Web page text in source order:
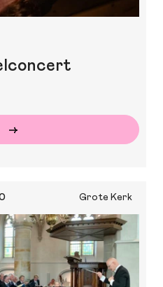
Grote Kerk